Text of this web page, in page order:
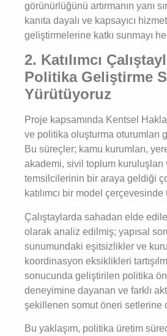
görünürlüğünü artırmanın yanı
kanıta dayalı ve kapsayıcı
geliştirmelerine katkı sunmayı
2. Katılımcı
Politika Geliştirme
Yürütüyoruz
Proje kapsamında Kentsel
ve politika oluşturma oturumları
Bu süreçler; kamu kurumları,
akademi, sivil toplum kuruluşları
temsilcilerinin bir araya geldiği
katılımcı bir model çerçevesinde
Çalıştaylarda sahadan elde
olarak analiz edilmiş; yapısal
sunumundaki eşitsizlikler ve
koordinasyon eksiklikleri
sonucunda geliştirilen politika
deneyimine dayanan ve farklı
şekillenen somut öneri setlerine
Bu yaklaşım, politika üretim